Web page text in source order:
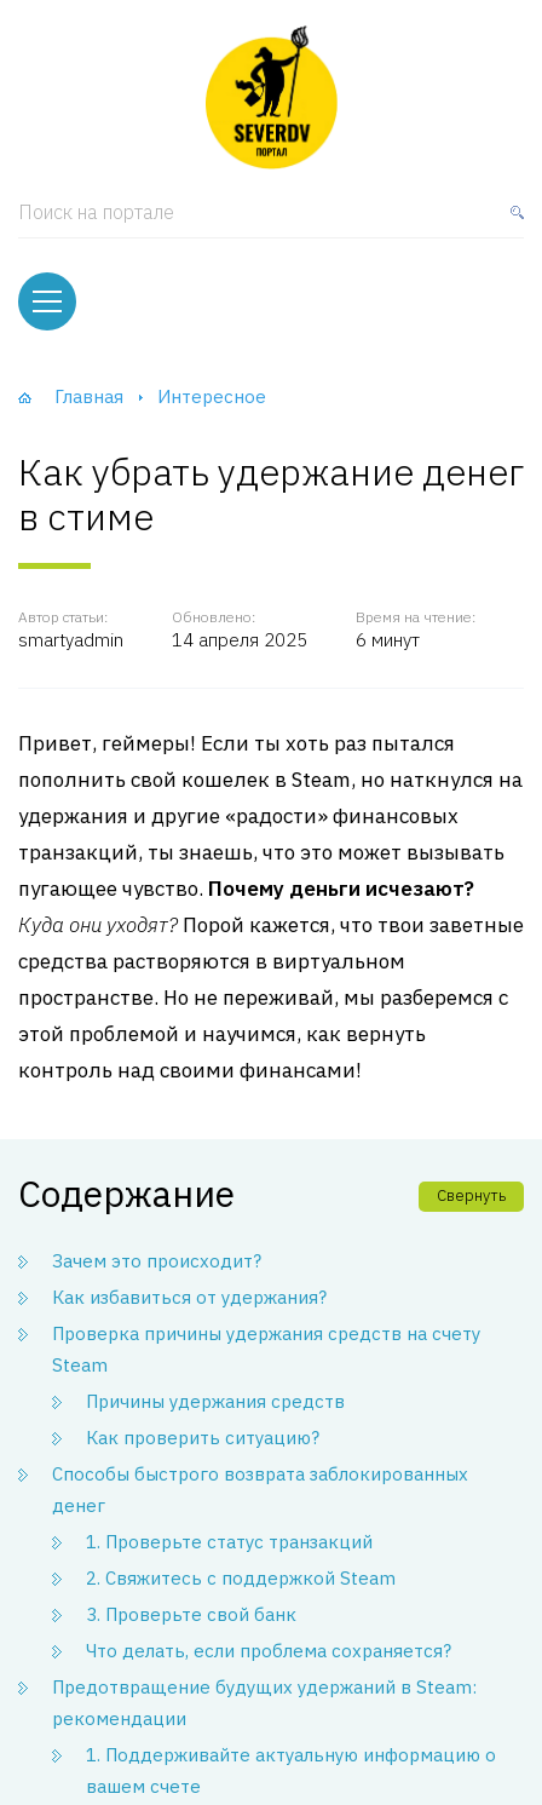
Поиск на портале
Главная Интересное
Как убрать удержание денег
в стиме
Автор статьи:
smartyadmin
Обновлено:
14 апреля 2025
Время на чтение:
6 минут
Привет, геймеры! Если ты хоть раз пытался
пополнить свой кошелек в Steam, но наткнулся на
удержания и другие «радости» финансовых
транзакций, ты знаешь, что это может вызывать
пугающее чувство. Почему деньги исчезают?
Куда они уходят?Порой кажется, что твои заветные
средства растворяются в виртуальном
пространстве. Но не переживай, мы разберемся с
этой проблемой и научимся, как вернуть
контроль над своими финансами!
Содержание Свернуть
Зачем это происходит?
Как избавиться от удержания?
Проверка причины удержания средств на счету
Steam
Причины удержания средств
Как проверить ситуацию?
Способы быстрого возврата заблокированных
денег
1. Проверьте статус транзакций
2. Свяжитесь с поддержкой Steam
3. Проверьте свой банк
Что делать, если проблема сохраняется?
Предотвращение будущих удержаний в Steam:
рекомендации
1. Поддерживайте актуальную информацию о
вашем счете
и тумбы
и Шкафы-Купе